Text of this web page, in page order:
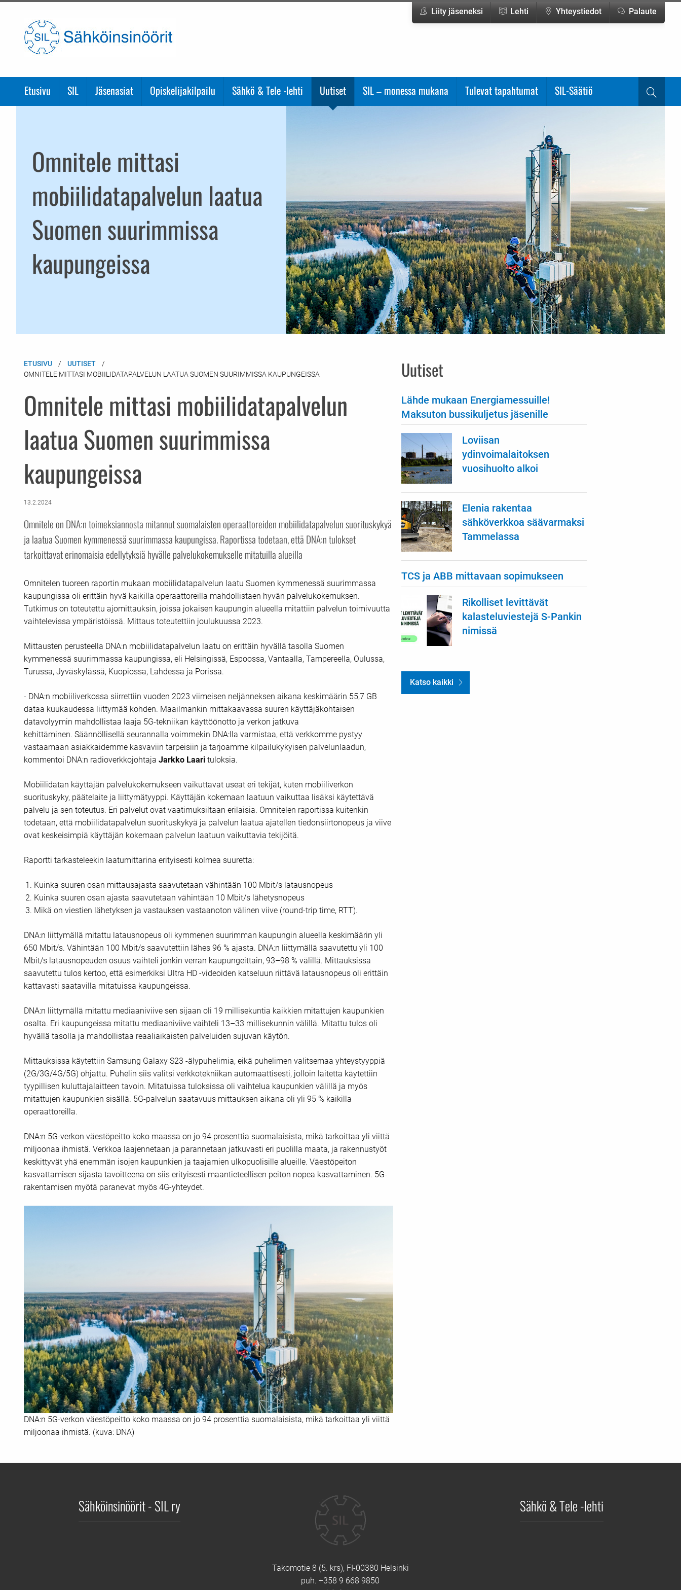
Liity jäseneksi Lehti Yhteystiedot
Palaute
Etusivu SIL Jäsenasiat Opiskelijakilpailu Sähkö & Tele -lehti Uutiset SIL – monessa mukana Tulevat tapahtumat SIL-Säätiö Haku
Omnitele mittasi
mobiilidatapalvelun laatua
Suomen suurimmissa
kaupungeissa
ETUSIVU
UUTISET
OMNITELE MITTASI MOBIILIDATAPALVELUN LAATUA SUOMEN SUURIMMISSA KAUPUNGEISSA
Omnitele mittasi mobiilidatapalvelun
laatua Suomen suurimmissa
kaupungeissa
13.2.2024
Omnitele on DNA:n toimeksiannosta mitannut suomalaisten operaattoreiden mobiilidatapalvelun suorituskykyä
ja laatua Suomen kymmenessä suurimmassa kaupungissa. Raportissa todetaan, että DNA:n tulokset
tarkoittavat erinomaisia edellytyksiä hyvälle palvelukokemukselle mitatuilla alueilla
Omnitelen tuoreen raportin mukaan mobiilidatapalvelun laatu Suomen kymmenessä suurimmassa
kaupungissa oli erittäin hyvä kaikilla operaattoreilla mahdollistaen hyvän palvelukokemuksen.
Tutkimus on toteutettu ajomittauksin, joissa jokaisen kaupungin alueella mitattiin palvelun toimivuutta
vaihtelevissa ympäristöissä. Mittaus toteutettiin joulukuussa 2023.
Mittausten perusteella DNA:n mobiilidatapalvelun laatu on erittäin hyvällä tasolla Suomen
kymmenessä suurimmassa kaupungissa, eli Helsingissä, Espoossa, Vantaalla, Tampereella, Oulussa,
Turussa, Jyväskylässä, Kuopiossa, Lahdessa ja Porissa.
- DNA:n mobiiliverkossa siirrettiin vuoden 2023 viimeisen neljänneksen aikana keskimäärin 55,7 GB
dataa kuukaudessa liittymää kohden. Maailmankin mittakaavassa suuren käyttäjäkohtaisen
datavolyymin mahdollistaa laaja 5G-tekniikan käyttöönotto ja verkon jatkuva
kehittäminen. Säännöllisellä seurannalla voimmekin DNA:lla varmistaa, että verkkomme pystyy
vastaamaan asiakkaidemme kasvaviin tarpeisiin ja tarjoamme kilpailukykyisen palvelunlaadun,
kommentoi DNA:n radioverkkojohtaja Jarkko Laari tuloksia.
Mobiilidatan käyttäjän palvelukokemukseen vaikuttavat useat eri tekijät, kuten mobiiliverkon
suorituskyky, päätelaite ja liittymätyyppi. Käyttäjän kokemaan laatuun vaikuttaa lisäksi käytettävä
palvelu ja sen toteutus. Eri palvelut ovat vaatimuksiltaan erilaisia. Omnitelen raportissa kuitenkin
todetaan, että mobiilidatapalvelun suorituskykyä ja palvelun laatua ajatellen tiedonsiirtonopeus ja viive
ovat keskeisimpiä käyttäjän kokemaan palvelun laatuun vaikuttavia tekijöitä.
Raportti tarkasteleekin laatumittarina erityisesti kolmea suuretta:
Kuinka suuren osan mittausajasta saavutetaan vähintään 100 Mbit/s latausnopeus
Kuinka suuren osan ajasta saavutetaan vähintään 10 Mbit/s lähetysnopeus
Mikä on viestien lähetyksen ja vastauksen vastaanoton välinen viive (round-trip time, RTT).
DNA:n liittymällä mitattu latausnopeus oli kymmenen suurimman kaupungin alueella keskimäärin yli
650 Mbit/s. Vähintään 100 Mbit/s saavutettiin lähes 96 % ajasta. DNA:n liittymällä saavutettu yli 100
Mbit/s latausnopeuden osuus vaihteli jonkin verran kaupungeittain, 93–98 % välillä. Mittauksissa
saavutettu tulos kertoo, että esimerkiksi Ultra HD -videoiden katseluun riittävä latausnopeus oli erittäin
kattavasti saatavilla mitatuissa kaupungeissa.
DNA:n liittymällä mitattu mediaaniviive sen sijaan oli 19 millisekuntia kaikkien mitattujen kaupunkien
osalta. Eri kaupungeissa mitattu mediaaniviive vaihteli 13–33 millisekunnin välillä. Mitattu tulos oli
hyvällä tasolla ja mahdollistaa reaaliaikaisten palveluiden sujuvan käytön.
Mittauksissa käytettiin Samsung Galaxy S23 -älypuhelimia, eikä puhelimen valitsemaa yhteystyyppiä
(2G/3G/4G/5G) ohjattu. Puhelin siis valitsi verkkotekniikan automaattisesti, jolloin laitetta käytettiin
tyypillisen kuluttajalaitteen tavoin. Mitatuissa tuloksissa oli vaihtelua kaupunkien välillä ja myös
mitattujen kaupunkien sisällä. 5G-palvelun saatavuus mittauksen aikana oli yli 95 % kaikilla
operaattoreilla.
DNA:n 5G-verkon väestöpeitto koko maassa on jo 94 prosenttia suomalaisista, mikä tarkoittaa yli viittä
miljoonaa ihmistä. Verkkoa laajennetaan ja parannetaan jatkuvasti eri puolilla maata, ja rakennustyöt
keskittyvät yhä enemmän isojen kaupunkien ja taajamien ulkopuolisille alueille. Väestöpeiton
kasvattamisen sijasta tavoitteena on siis erityisesti maantieteellisen peiton nopea kasvattaminen. 5G-
rakentamisen myötä paranevat myös 4G-yhteydet.
DNA:n 5G-verkon väestöpeitto koko maassa on jo 94 prosenttia suomalaisista, mikä tarkoittaa yli viittä
miljoonaa ihmistä. (kuva: DNA)
Uutiset
Lähde mukaan Energiamessuille!
Maksuton bussikuljetus jäsenille
Loviisan
ydinvoimalaitoksen
vuosihuolto alkoi
Elenia rakentaa
sähköverkkoa säävarmaksi
Tammelassa
TCS ja ABB mittavaan sopimukseen
Rikolliset levittävät
kalasteluviestejä S-Pankin
nimissä
Katso kaikki
Sähköinsinöörit - SIL ry
Takomotie 8 (5. krs), FI-00380 Helsinki
puh. +358 9 668 9850
Sähkö & Tele -lehti